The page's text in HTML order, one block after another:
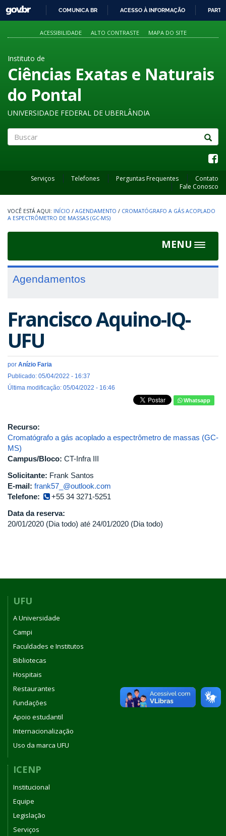
PARA
O
GOVBR
COMUNICA BR ACESSO À INFORMAÇÃO
ACESSIBILIDADE ALTO CONTRASTE MAPA DO SITE
Instituto de
Ciências Exatas e Naturais
do Pontal
UNIVERSIDADE FEDERAL DE UBERLÂNDIA
Serviços Telefones Perguntas Frequentes
Contato
Fale Conosco
INÍCIO / AGENDAMENTO / CROMATÓGRAFO A GÁS ACOPLADO
A ESPECTRÔMETRO DE MASSAS (GC-MS)
MENU
Toggle
Agendamentos
Francisco Aquino-IQ-
UFU
por Anízio Faria
Publicado: 05/04/2022 - 16:37
Última modificação: 05/04/2022 - 16:46
Whatsapp
Recurso:
Cromatógrafo a gás acoplado a espectrômetro de massas (GC-
MS)
Campus/Bloco: CT-Infra III
Solicitante: Frank Santos
E-mail: frank57_@outlook.com
Telefone:
+55 34 3271-5251
Data da reserva:
20/01/2020 (Dia todo) até 24/01/2020 (Dia todo)
UFU
A Universidade
Campi
Faculdades e Institutos
Bibliotecas
Hospitais
Restaurantes
Fundações
Apoio estudantil
Internacionalização
Uso da marca UFU
ICENP
Institucional
Equipe
Legislação
Serviços